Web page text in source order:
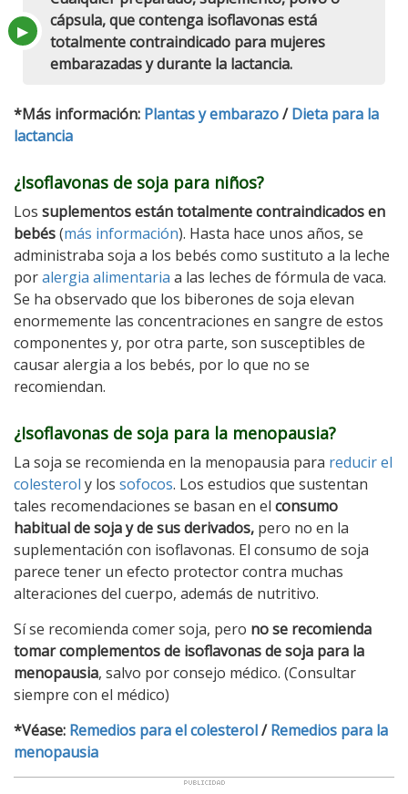
cápsula, que contenga isoflavonas está
totalmente contraindicado para mujeres
embarazadas y durante la lactancia.
*Más información: Plantas y embarazo/Dieta para la
lactancia
¿Isoflavonas de soja para niños?
Los suplementos están totalmente contraindicados en
bebés(más información). Hasta hace unos años, se
administraba soja a los bebés como sustituto a la leche
poralergia alimentaria a las leches de fórmula de vaca.
Se ha observado que los biberones de soja elevan
enormemente las concentraciones en sangre de estos
componentes y, por otra parte, son susceptibles de
causar alergia a los bebés, por lo que no se
recomiendan.
¿Isoflavonas de soja para la menopausia?
La soja se recomienda en la menopausia para reducir el
colesterol y los sofocos. Los estudios que sustentan
tales recomendaciones se basan en el consumo
habitual de soja y de sus derivados, pero no en la
suplementación con isoflavonas. El consumo de soja
parece tener un efecto protector contra muchas
alteraciones del cuerpo, además de nutritivo.
Sí se recomienda comer soja, pero no se recomienda
tomar complementos de isoflavonas de soja para la
menopausia, salvo por consejo médico. (Consultar
siempre con el médico)
*Véase: Remedios para el colesterol/Remedios para la
menopausia